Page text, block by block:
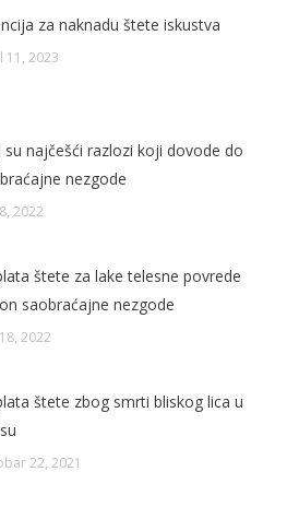
za naknadu štete iskustva
11, 2023
su najčešći razlozi koji dovode do
nezgode
2022
štete za lake telesne povrede
saobraćajne nezgode
2022
štete zbog smrti bliskog lica u
22, 2021